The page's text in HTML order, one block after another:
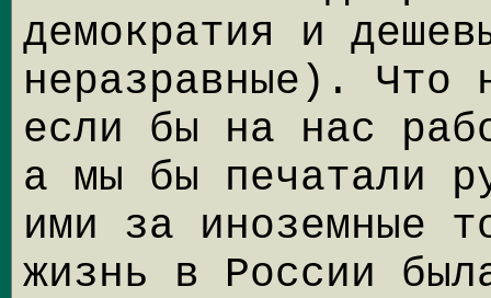
демократия и
неразравные). Что
если бы на нас
а мы бы печатали
ими за иноземные
жизнь в России